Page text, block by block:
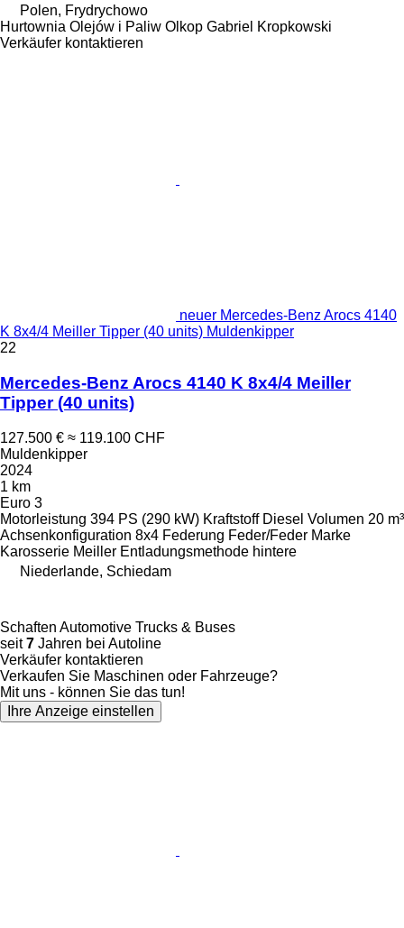
Polen, Frydrychowo
Hurtownia Olejów i Paliw Olkop Gabriel Kropkowski
Verkäufer kontaktieren
neuer Mercedes-Benz Arocs 4140
K 8x4/4 Meiller Tipper (40 units) Muldenkipper
22
Mercedes-Benz Arocs 4140 K 8x4/4 Meiller
Tipper (40 units)
127.500 € ≈ 119.100 CHF
Muldenkipper
2024
1 km
Euro 3
Motorleistung 394 PS (290 kW) Kraftstoff Diesel Volumen 20 m³
Achsenkonfiguration 8x4 Federung Feder/Feder Marke
Karosserie Meiller Entladungsmethode hintere
Niederlande, Schiedam
Schaften Automotive Trucks & Buses
seit7 Jahren bei Autoline
Verkäufer kontaktieren
Verkaufen Sie Maschinen oder Fahrzeuge?
Mit uns - können Sie das tun!
Ihre Anzeige einstellen